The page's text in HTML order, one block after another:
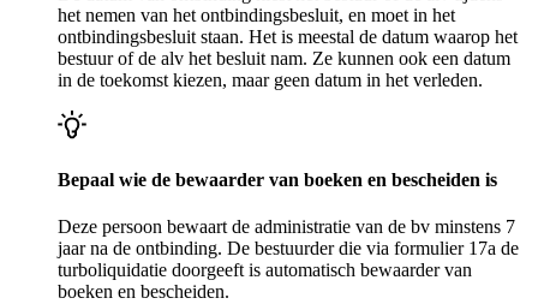
het nemen van het ontbindingsbesluit, en moet in het
ontbindingsbesluit staan. Het is meestal de datum waarop het
bestuur of de alv het besluit nam. Ze kunnen ook een datum
in de toekomst kiezen, maar geen datum in het verleden.
Bepaal wie de bewaarder van boeken en bescheiden is
Deze persoon bewaart de administratie van de bv minstens 7
jaar na de ontbinding. De bestuurder die via formulier 17a de
turboliquidatie doorgeeft is automatisch bewaarder van
boeken en bescheiden.